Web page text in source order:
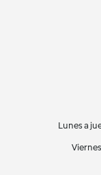
Lunes a